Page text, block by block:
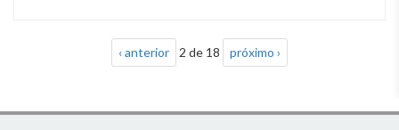
‹ anterior 2 de 18 próximo ›